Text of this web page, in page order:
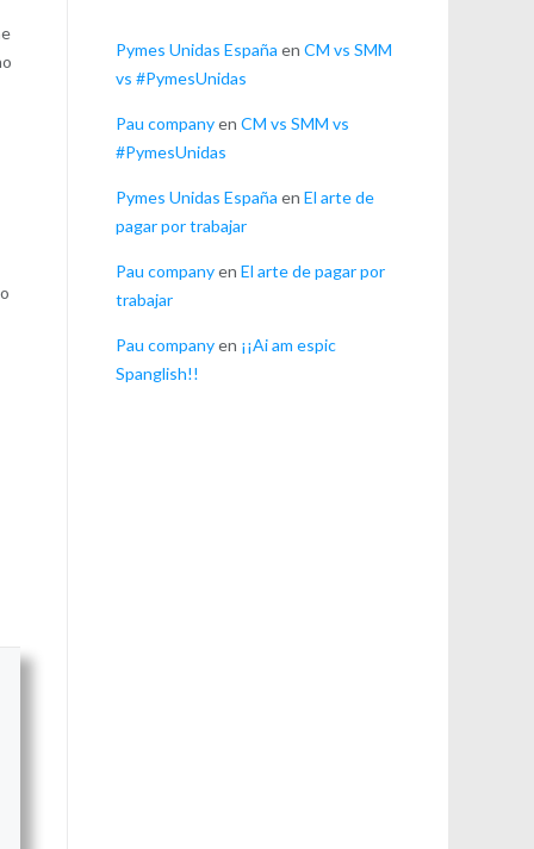
Pymes Unidas España en CM vs SMM
vs #PymesUnidas
Pau companyen CM vs SMM vs
#PymesUnidas
Pymes Unidas España en El arte de
pagar por trabajar
Pau companyen El arte de pagar por
trabajar
Pau companyen ¡¡Ai am espic
Spanglish!!